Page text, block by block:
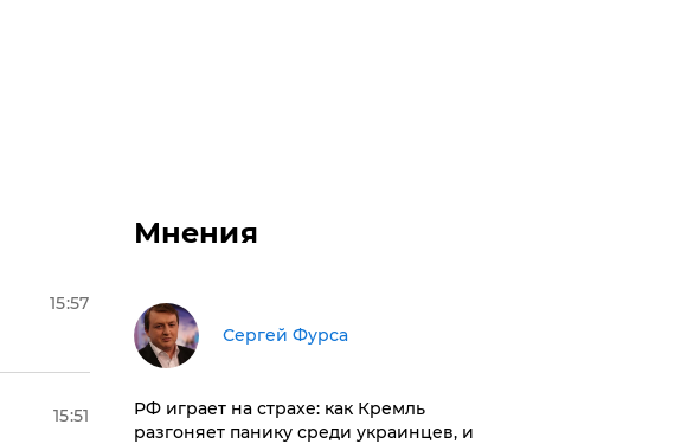
15:57
15:51
Мнения
Сергей Фурса
РФ играет на страхе: как Кремль
разгоняет панику среди украинцев, и